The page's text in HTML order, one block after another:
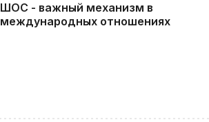
ШОС - важный механизм в
международных отношениях